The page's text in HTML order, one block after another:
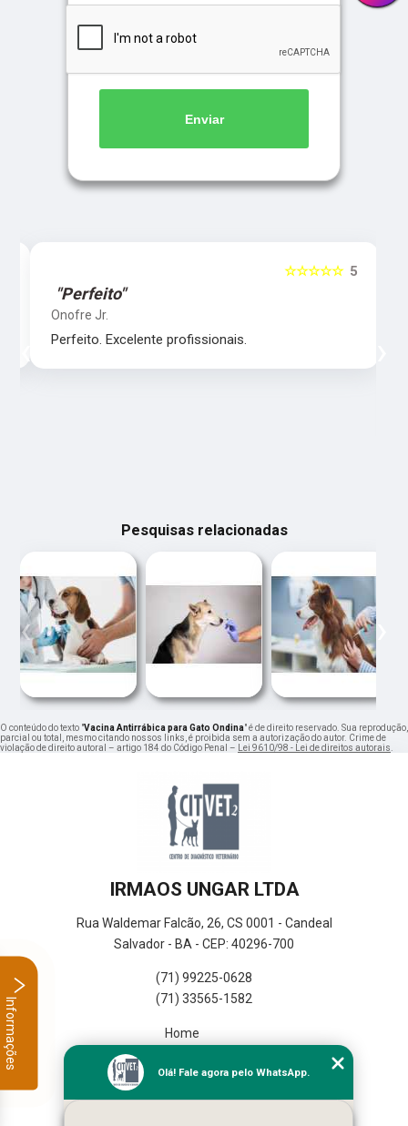
Enviar
5
☆☆☆☆☆
"Perfeito"
Onofre Jr.
Perfeito. Excelente profissionais.
‹
Pesquisas relacionadas
‹ ›
O conteúdo do texto "Vacina Antirrábica para Gato Ondina" é de direito reservado. Sua reprodução,
parcial ou total, mesmo citando nossos links, é proibida sem a autorização do autor. Crime de
violação de direito autoral – artigo 184 do Código Penal – Lei 9610/98 - Lei de direitos autorais.
IRMAOS UNGAR LTDA
Rua Waldemar Falcão, 26, CS 0001 - Candeal
Salvador - BA - CEP: 40296-700
(71) 99225-0628
(71) 33565-1582
Home
Missão
Serviços
Olá! Fale agora pelo WhatsApp.
Informações